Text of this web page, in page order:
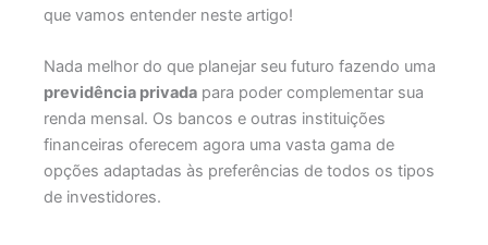
que vamos entender neste artigo!
Nada melhor do que planejar seu futuro fazendo uma
previdência privadapara poder complementar sua
renda mensal. Os bancos e outras instituições
financeiras oferecem agora uma vasta gama de
opções adaptadas às preferências de todos os tipos
de investidores.